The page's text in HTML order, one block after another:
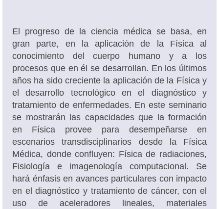
El progreso de la ciencia médica se basa, en
gran parte, en la aplicación de la Física al
conocimiento del cuerpo humano y a los
procesos que en él se desarrollan. En los últimos
años ha sido creciente la aplicación de la Física y
el desarrollo tecnológico en el diagnóstico y
tratamiento de enfermedades. En este seminario
se mostrarán las capacidades que la formación
en Física provee para desempeñarse en
escenarios transdisciplinarios desde la Física
Médica, donde confluyen: Física de radiaciones,
Fisiología e imagenología computacional. Se
hará énfasis en avances particulares con impacto
en el diagnóstico y tratamiento de cáncer, con el
uso de aceleradores lineales, materiales